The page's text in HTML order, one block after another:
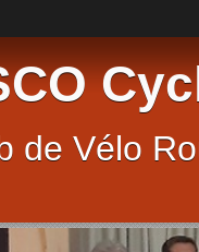
de Vélo